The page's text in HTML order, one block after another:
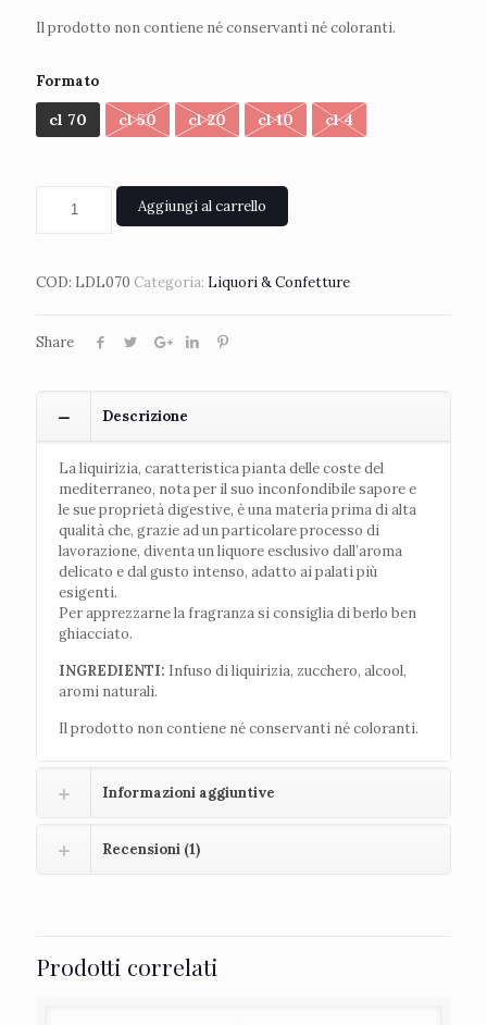
Il prodotto non contiene né conservanti né coloranti.
Formato
cl 70 cl 50 cl 20 cl 10 cl 4
Aggiungi al carrello
COD: LDL070 Categoria: Liquori & Confetture
Share
Descrizione
La liquirizia, caratteristica pianta delle coste del
mediterraneo, nota per il suo inconfondibile sapore e
le sue proprietà digestive, è una materia prima di alta
qualità che, grazie ad un particolare processo di
lavorazione, diventa un liquore esclusivo dall’aroma
delicato e dal gusto intenso, adatto ai palati più
esigenti.
Per apprezzarne la fragranza si consiglia di berlo ben
ghiacciato.
INGREDIENTI: Infuso di liquirizia, zucchero, alcool,
aromi naturali.
Il prodotto non contiene né conservanti né coloranti.
Informazioni aggiuntive
Recensioni (1)
Prodotti correlati